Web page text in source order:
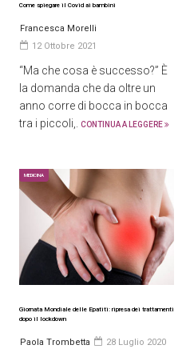
Come spiegare il Covid ai bambini
Francesca Morelli
12 Ottobre 2021
“Ma che cosa è successo?” È
la domanda che da oltre un
anno corre di bocca in bocca
tra i piccoli,. CONTINUA A LEGGERE
MEDICINA
Giornata Mondiale delle Epatiti: ripresa dei trattamenti
dopo il lockdown
Paola Trombetta 28 Luglio 2020